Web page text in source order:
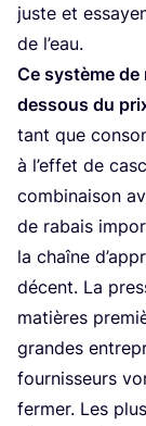
juste et
de l’eau.
Ce sys­tème
des­sous du
tant que
à l’ef­fet de
com­bi­nai­son
de rabais
la chaîne
décent. La
matières
grandes
four­nis­seurs
fer­mer. Les